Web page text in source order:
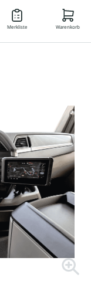
DE
Merkliste Warenkorb